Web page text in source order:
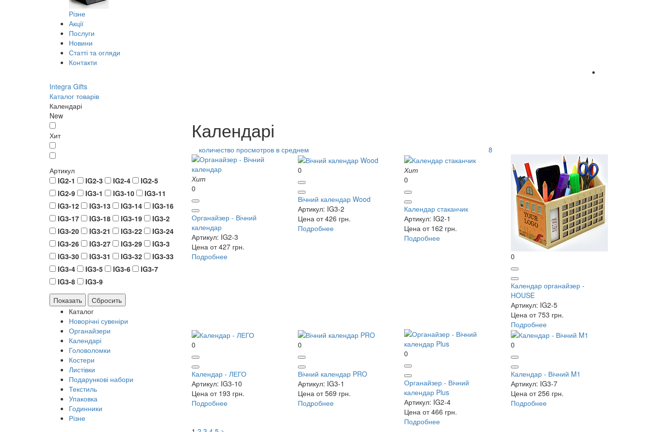
Різне
Акції
Послуги
Новини
Статті та огляди
Контакти
Integra Gifts
Каталог товарів
Календарі
New
Хит
Артикул
IG2-1
IG2-3 IG2-4
IG2-5
IG2-9
IG3-1 IG3-10
IG3-11
IG3-12
IG3-13 IG3-14
IG3-16
IG3-17
IG3-18 IG3-19
IG3-2
IG3-20
IG3-21 IG3-22
IG3-24
IG3-26
IG3-27 IG3-29
IG3-3
IG3-30
IG3-31 IG3-32
IG3-33
IG3-4
IG3-5 IG3-6
IG3-7
IG3-8
IG3-9
Каталог
Новорічні сувеніри
Органайзери
Календарі
Головоломки
Костери
Листівки
Подарункові набори
Текстиль
Упаковка
Годинники
Різне
Календарі
количество просмотров в среднем 8
Хит
0
Органайзер - Вічний
календар
Артикул: IG2-3
Цена от 427 грн.
Подробнее
0
Вічний календар Wood
Артикул: IG3-2
Цена от 426 грн.
Подробнее
Хит
0
Календар стаканчик
Артикул: IG2-1
Цена от 162 грн.
Подробнее
0
Календар органайзер -
HOUSE
Артикул: IG2-5
Цена от 753 грн.
Подробнее
0
Календар - ЛЕГО
Артикул: IG3-10
Цена от 193 грн.
Подробнее
0
Вічний календар PRO
Артикул: IG3-1
Цена от 569 грн.
Подробнее
0
Органайзер - Вічний
календар Plus
Артикул: IG2-4
Цена от 466 грн.
Подробнее
0
Календар - Вічний M1
Артикул: IG3-7
Цена от 256 грн.
Подробнее